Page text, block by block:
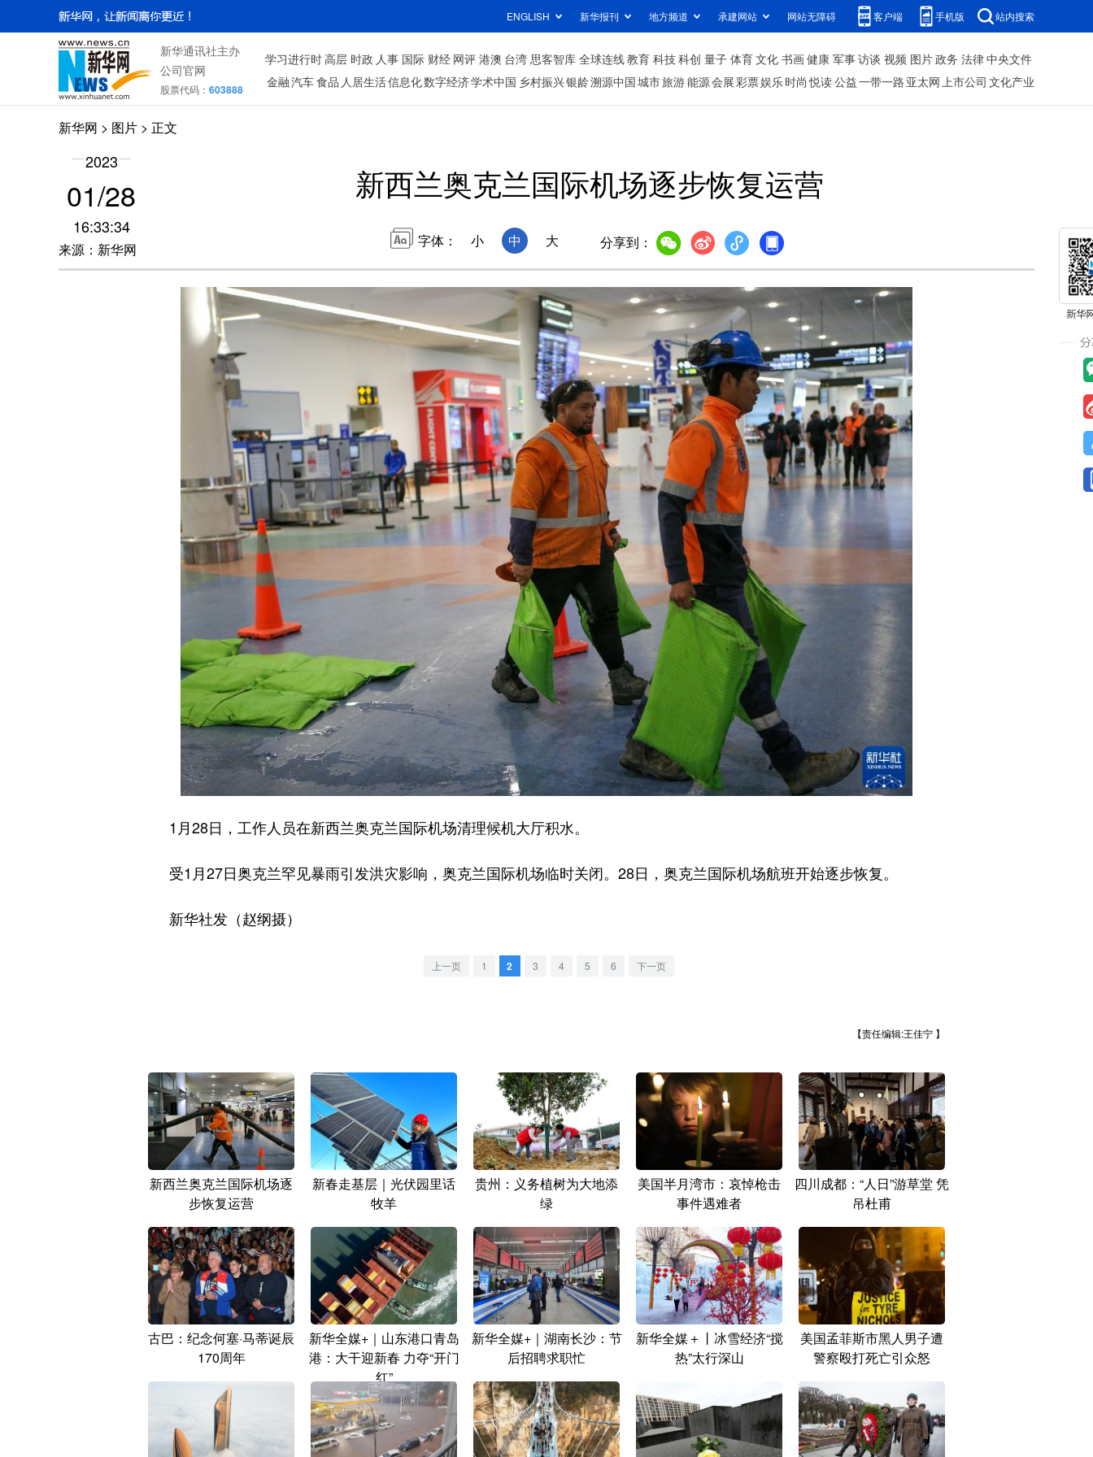
ENGLISH 新华报刊 地方频道 承建网站 网站无障碍 客户端 手机版 站内搜索
新华通讯社主办
公司官网
股票代码： 603888
学习进行时高层 时政 人事 国际 财经 网评 港澳 台湾 思客智库 全球连线教育 科技科创 量子 体育文化 书画健康 军事访谈 视频 图片政务 法律中央文件
金融汽车食品 人居生活信息化数字经济学术中国 乡村振兴银龄溯源中国城市旅游能源会展彩票娱乐时尚 悦读公益一带一路 亚太网上市公司 文化产业
新华网 > 图片 > 正文
2023
01/28
16:33:34
来源：新华网
新西兰奥克兰国际机场逐步恢复运营
字体： 小 中 大 分享到：
1月28日，工作人员在新西兰奥克兰国际机场清理候机大厅积水。
受1月27日奥克兰罕见暴雨引发洪灾影响，奥克兰国际机场临时关闭。28日，奥克兰国际机场航班开始逐步恢复。
新华社发（赵纲摄）
上一页 1 2 3 4 5 6 下一页
【责任编辑:王佳宁 】
新西兰奥克兰国际机场逐
步恢复运营
新春走基层｜光伏园里话
牧羊
贵州：义务植树为大地添
绿
美国半月湾市：哀悼枪击
事件遇难者
四川成都：“人日”游草堂 凭
吊杜甫
古巴：纪念何塞·马蒂诞辰
170周年
新华全媒+｜山东港口青岛
港：大干迎新春 力夺“开门
红”
新华全媒+｜湖南长沙：节
后招聘求职忙
新华全媒＋丨冰雪经济“搅
热”太行深山
美国孟菲斯市黑人男子遭
警察殴打死亡引众怒